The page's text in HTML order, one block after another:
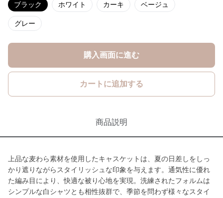
ブラック ホワイト カーキ ベージュ
グレー
購入画面に進む
カートに追加する
商品説明
上品な麦わら素材を使用したキャスケットは、夏の日差しをしっ
かり遮りながらスタイリッシュな印象を与えます。通気性に優れ
た編み目により、快適な被り心地を実現。洗練されたフォルムは
シンプルな白シャツとも相性抜群で、季節を問わず様々なスタイ